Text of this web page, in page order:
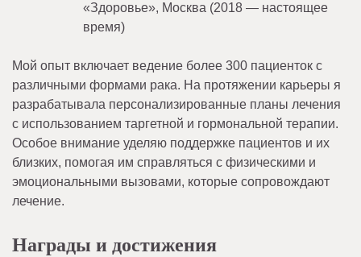
«Здоровье», Москва (2018 — настоящее
время)
Мой опыт включает ведение более 300 пациенток с
различными формами рака. На протяжении карьеры я
разрабатывала персонализированные планы лечения
с использованием таргетной и гормональной терапии.
Особое внимание уделяю поддержке пациентов и их
близких, помогая им справляться с физическими и
эмоциональными вызовами, которые сопровождают
лечение.
Награды и достижения